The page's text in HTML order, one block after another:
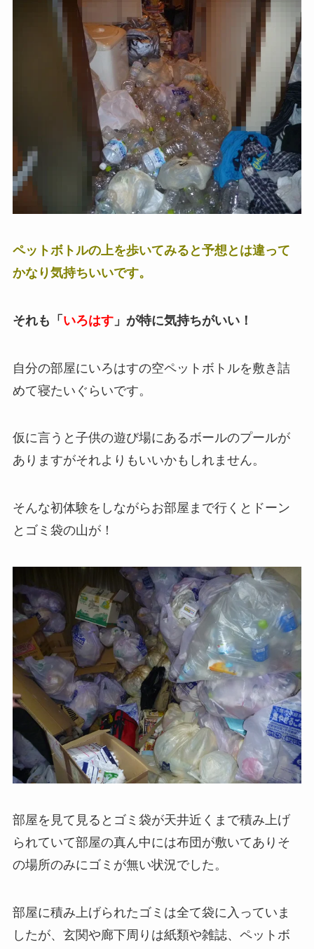
ペットボトルの上を歩いてみると予想とは違って
かなり気持ちいいです。
それも「 いろはす」が特に気持ちがいい！
自分の部屋にいろはすの空ペットボトルを敷き詰
めて寝たいぐらいです。
仮に言うと子供の遊び場にあるボールのプールが
ありますがそれよりもいいかもしれません。
そんな初体験をしながらお部屋まで行くとドーン
とゴミ袋の山が！
部屋を見て見るとゴミ袋が天井近くまで積み上げ
られていて部屋の真ん中には布団が敷いてありそ
の場所のみにゴミが無い状況でした。
部屋に積み上げられたゴミは全て袋に入っていま
したが、玄関や廊下周りは紙類や雑誌、ペットボ